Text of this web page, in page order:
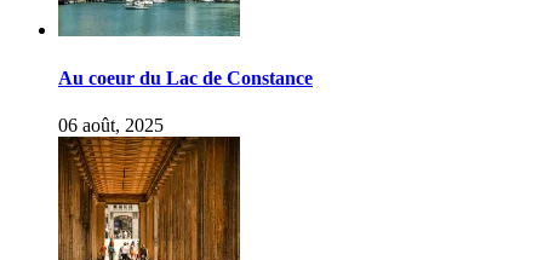
Au coeur du Lac de Constance
06 août, 2025